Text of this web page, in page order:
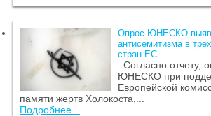
Опрос ЮНЕСКО
антисемитизма в
стран ЕС
Согласно отчету,
ЮНЕСКО при
Европейской
памяти жертв Холокоста,...
Подробнее...